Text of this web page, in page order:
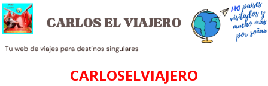
CARLOSELVIAJERO